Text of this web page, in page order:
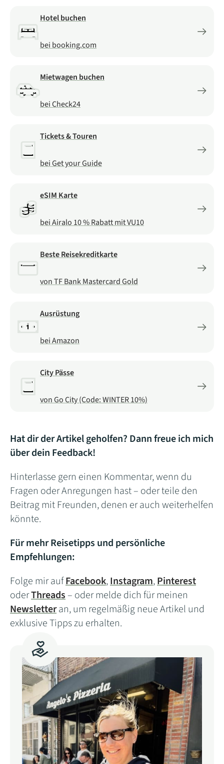
Hotel buchen
bei booking.com
Mietwagen buchen
bei Check24
Tickets & Touren
bei Get your Guide
eSIM Karte
bei Airalo 10 % Rabatt mit VU10
Beste Reisekreditkarte
von TF Bank Mastercard Gold
Ausrüstung
bei Amazon
City Pässe
von Go City (Code: WINTER 10%)
Hat dir der Artikel geholfen? Dann freue ich mich
über dein Feedback!
Hinterlasse gern einen Kommentar, wenn du
Fragen oder Anregungen hast – oder teile den
Beitrag mit Freunden, denen er auch weiterhelfen
könnte.
Für mehr Reisetipps und persönliche
Empfehlungen:
Folge mir aufFacebook,Instagram,Pinterest
oderThreads– oder melde dich für meinen
Newsletteran, um regelmäßig neue Artikel und
exklusive Tipps zu erhalten.